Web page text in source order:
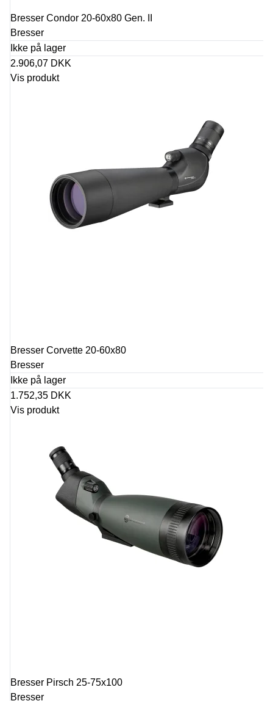
Bresser Condor 20-60x80 Gen. II
Bresser
Ikke på lager
2.906,07 DKK
Vis produkt
Bresser Corvette 20-60x80
Bresser
Ikke på lager
1.752,35 DKK
Vis produkt
Bresser Pirsch 25-75x100
Bresser